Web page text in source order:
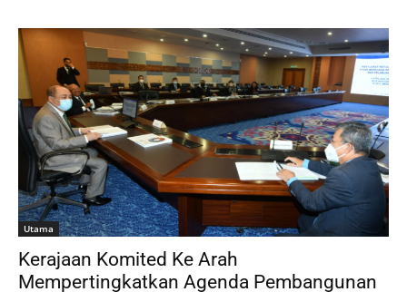
Utama
Kerajaan Komited Ke Arah
Mempertingkatkan Agenda Pembangunan